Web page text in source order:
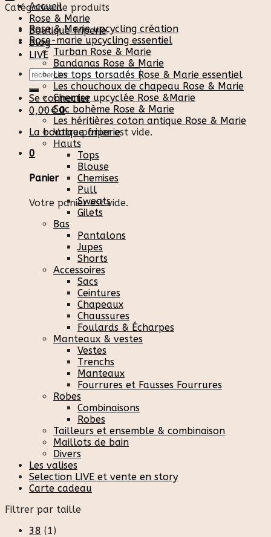
Accueil
Rose & Marie
Boutique friperie
Blog
LIVE
Recherche
pour :
Se connecter
0,00€ 0
Votre panier est vide.
0
Panier
Votre panier est vide.
Catégories de produits
Rose & Marie upcycling création
Rose-marie upcycling essentiel
Turban Rose & Marie
Bandanas Rose & Marie
Les tops torsadés Rose & Marie essentiel
Les chouchoux de chapeau Rose & Marie
Chemise upcyclée Rose &Marie
Sac bohème Rose & Marie
Les héritières coton antique Rose & Marie
La boutique friperie
Hauts
Tops
Blouse
Chemises
Pull
Sweats
Gilets
Bas
Pantalons
Jupes
Shorts
Accessoires
Sacs
Ceintures
Chapeaux
Chaussures
Foulards & Écharpes
Manteaux & vestes
Vestes
Trenchs
Manteaux
Fourrures et Fausses Fourrures
Robes
Combinaisons
Robes
Tailleurs et ensemble & combinaison
Maillots de bain
Divers
Les valises
Selection LIVE et vente en story
Carte cadeau
Filtrer par taille
38 (1)